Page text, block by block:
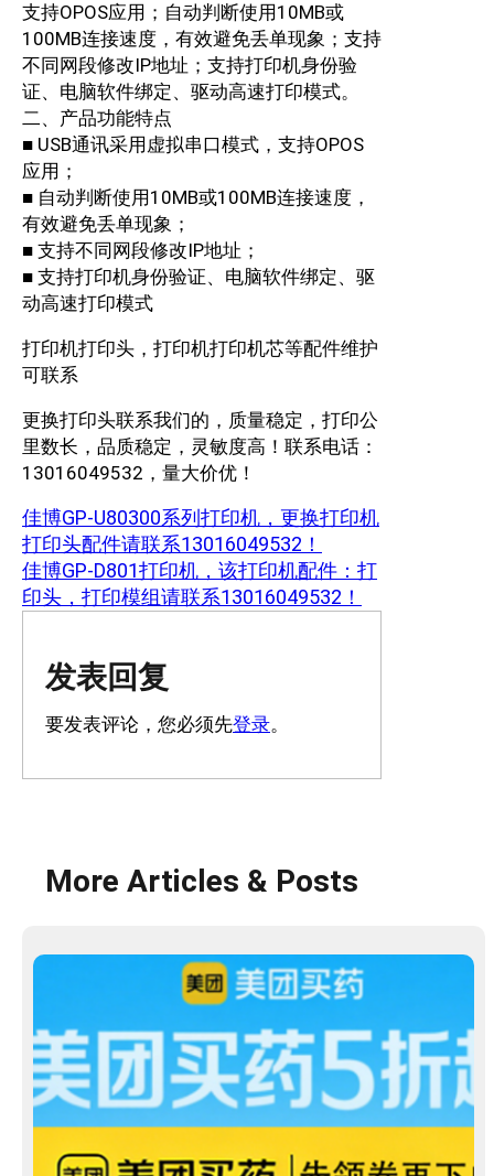
支持OPOS应用；自动判断使用10MB或
100MB连接速度，有效避免丢单现象；支持
不同网段修改IP地址；支持打印机身份验
证、电脑软件绑定、驱动高速打印模式。
二、产品功能特点
■ USB通讯采用虚拟串口模式，支持OPOS
应用；
■ 自动判断使用10MB或100MB连接速度，
有效避免丢单现象；
■ 支持不同网段修改IP地址；
■ 支持打印机身份验证、电脑软件绑定、驱
动高速打印模式
打印机打印头，打印机打印机芯等配件维护
可联系
更换打印头联系我们的，质量稳定，打印公
里数长，品质稳定，灵敏度高！联系电话：
13016049532，量大价优！
佳博GP-U80300系列打印机，更换打印机
打印头配件请联系13016049532！
佳博GP-D801打印机，该打印机配件：打
印头，打印模组请联系13016049532！
发表回复
要发表评论，您必须先登录。
More Articles & Posts